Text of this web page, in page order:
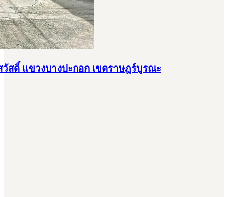
สดิ์ แขวงบางปะกอก เขตราษฎร์บูรณะ